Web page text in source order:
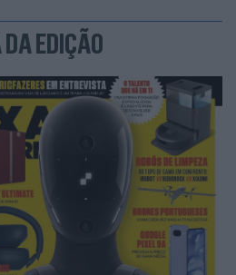
EDIÇÃO